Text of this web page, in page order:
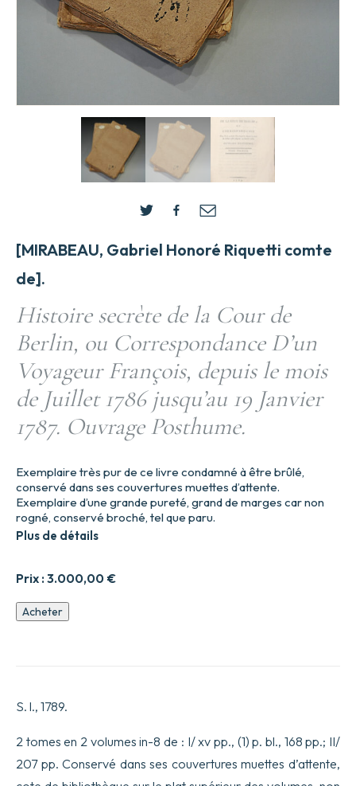
[MIRABEAU, Gabriel Honoré Riquetti comte
de].
Histoire secrète de la Cour de
Berlin, ou Correspondance D’un
Voyageur François, depuis le mois
de Juillet 1786 jusqu’au 19 Janvier
1787. Ouvrage Posthume.
Prix :3.000,00 €
Exemplaire très pur de ce livre condamné à être brûlé,
conservé dans ses couvertures muettes d’attente.
Exemplaire d’une grande pureté, grand de marges car non
rogné, conservé broché, tel que paru.
Plus de détails
quantité
de
de
ou
D’un
Voyageur
Acheter
S. l., 1789.
2 tomes en 2 volumes in-8 de : I/ xv pp., (1) p. bl., 168 pp.; II/
207 pp. Conservé dans ses couvertures muettes d’attente,